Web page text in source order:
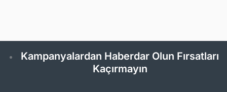
Kampanyalardan Haberdar Olun Fırsatları
Kaçırmayın